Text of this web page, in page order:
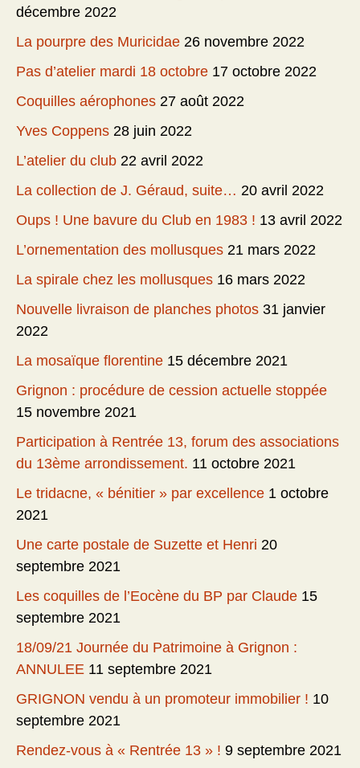
décembre 2022
La pourpre des Muricidae 26 novembre 2022
Pas d’atelier mardi 18 octobre 17 octobre 2022
Coquilles aérophones 27 août 2022
Yves Coppens 28 juin 2022
L’atelier du club 22 avril 2022
La collection de J. Géraud, suite… 20 avril 2022
Oups ! Une bavure du Club en 1983 ! 13 avril 2022
L’ornementation des mollusques 21 mars 2022
La spirale chez les mollusques 16 mars 2022
Nouvelle livraison de planches photos 31 janvier
2022
La mosaïque florentine 15 décembre 2021
Grignon : procédure de cession actuelle stoppée
15 novembre 2021
Participation à Rentrée 13, forum des associations
du 13ème arrondissement. 11 octobre 2021
Le tridacne, « bénitier » par excellence 1 octobre
2021
Une carte postale de Suzette et Henri 20
septembre 2021
Les coquilles de l’Eocène du BP par Claude 15
septembre 2021
18/09/21 Journée du Patrimoine à Grignon :
ANNULEE 11 septembre 2021
GRIGNON vendu à un promoteur immobilier ! 10
septembre 2021
Rendez-vous à « Rentrée 13 » ! 9 septembre 2021